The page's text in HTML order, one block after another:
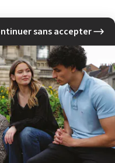
des fonctions plus
et le pilotage global